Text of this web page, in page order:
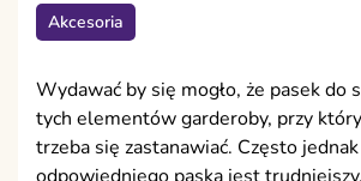
Akcesoria
Wydawać by się mogło, że pasek do
tych elementów garderoby, przy
trzeba się zastanawiać. Często